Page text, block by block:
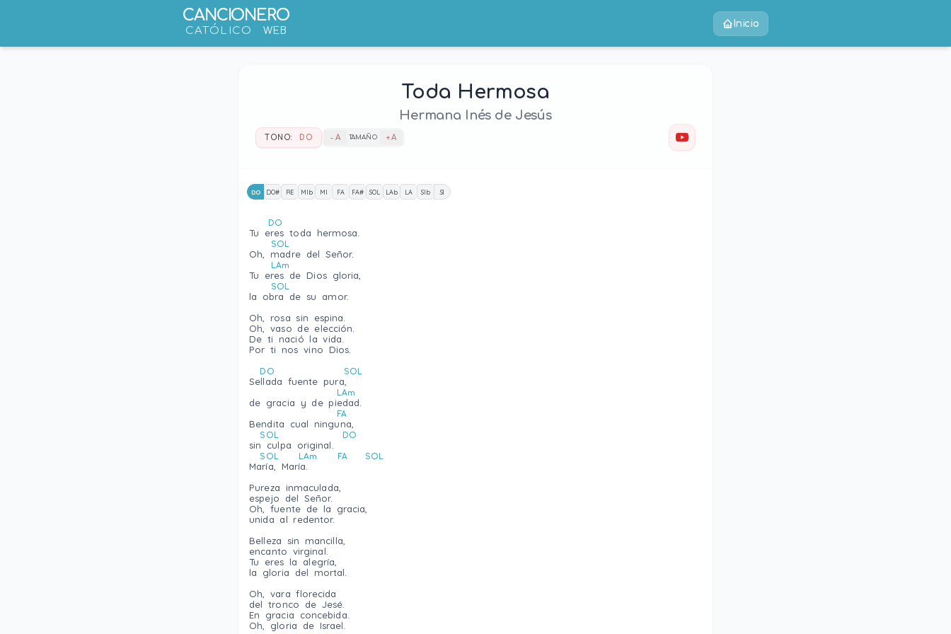
CANCIONERO
CATÓLICO WEB
Inicio
Toda Hermosa
Hermana Inés de Jesús
TONO: DO - A TAMAÑO + A
DO DO# RE MIb MI FA FA# SOL LAb LA SIb SI
DO
Tu eres toda hermosa.
SOL
Oh, madre del Señor.
LAm
Tu eres de Dios gloria,
SOL
la obra de su amor.
Oh, rosa sin espina.
Oh, vaso de elección.
De ti nació la vida.
Por ti nos vino Dios.
DO SOL
Sellada fuente pura,
LAm
de gracia y de piedad.
FA
Bendita cual ninguna,
SOL DO
sin culpa original.
SOL LAm FA SOL
Marí­a, Marí­a.
Pureza inmaculada,
espejo del Señor.
Oh, fuente de la gracia,
unida al redentor.
Belleza sin mancilla,
encanto virginal.
Tu eres la alegrí­a,
la gloria del mortal.
Oh, vara florecida
del tronco de Jesé.
En gracia concebida.
Oh, gloria de Israel.